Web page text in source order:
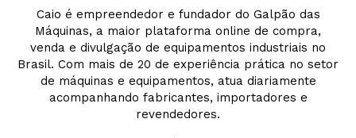
Caio é empreendedor e fundador do Galpão das
Máquinas, a maior plataforma online de compra,
venda e divulgação de equipamentos industriais no
Brasil. Com mais de 20 de experiência prática no setor
de máquinas e equipamentos, atua diariamente
acompanhando fabricantes, importadores e
revendedores.